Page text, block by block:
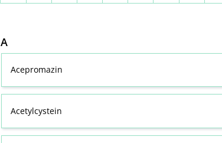
A
Acepromazin
Acetylcystein